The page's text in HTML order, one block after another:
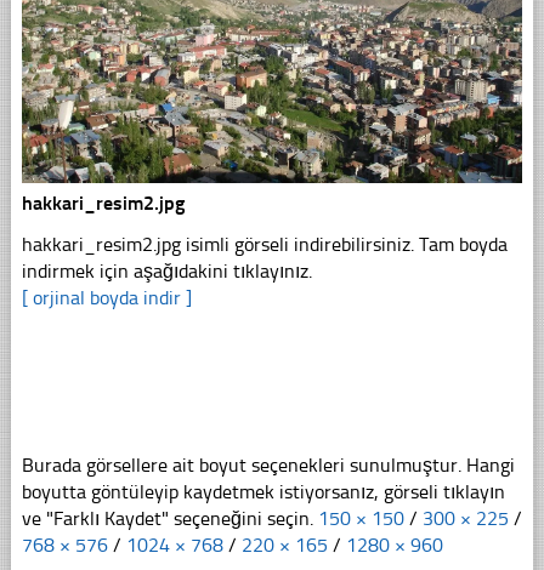
hakkari_resim2.jpg
hakkari_resim2.jpg isimli görseli indirebilirsiniz. Tam boyda
indirmek için aşağıdakini tıklayınız.
[ orjinal boyda indir ]
Burada görsellere ait boyut seçenekleri sunulmuştur. Hangi
boyutta göntüleyip kaydetmek istiyorsanız, görseli tıklayın
ve "Farklı Kaydet" seçeneğini seçin. 150 × 150 / 300 × 225 /
768 × 576 / 1024 × 768 / 220 × 165 / 1280 × 960